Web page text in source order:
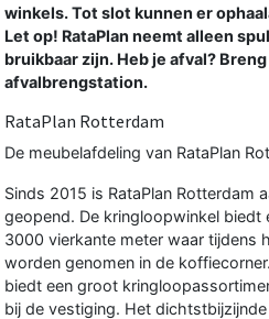
winkels. Tot slot kunnen er
Let op! RataPlan neemt alleen
bruikbaar zijn. Heb je afval?
afvalbrengstation.
RataPlan Rotterdam
De meubelafdeling van RataPlan
Sinds 2015 is RataPlan Rotterdam
geopend. De kringloopwinkel biedt
3000 vierkante meter waar tijdens
worden genomen in de
biedt een groot
bij de vestiging. Het